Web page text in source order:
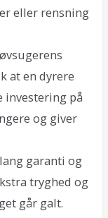
eller rensning
at en dyrere
investering på
og giver
garanti og
tryghed og
går galt.